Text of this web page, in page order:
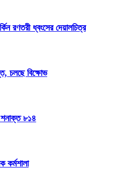
রণতরী ধ্বংসের দেয়ালচিত্র
চলছে বিক্ষোভ
৮১৪
কর্মশালা